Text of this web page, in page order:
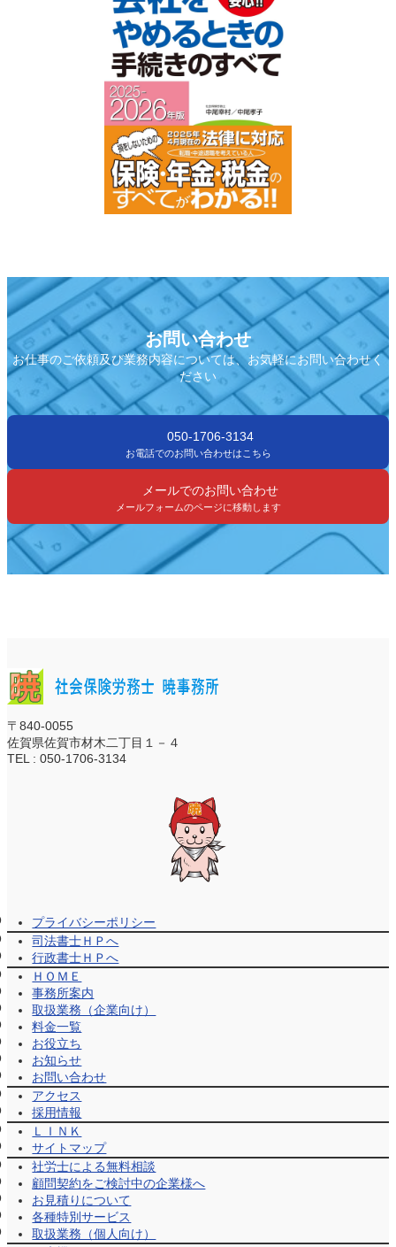
お問い合わせ
お仕事のご依頼及び業務内容については、お気軽にお問い合わせく
ださい
050-1706-3134
お電話でのお問い合わせはこちら
メールでのお問い合わせ
メールフォームのページに移動します
〒840-0055
佐賀県佐賀市材木二丁目１－４
TEL : 050-1706-3134
プライバシーポリシー
司法書士ＨＰへ
行政書士ＨＰへ
ＨＯＭＥ
事務所案内
取扱業務（企業向け）
料金一覧
お役立ち
お知らせ
お問い合わせ
アクセス
採用情報
ＬＩＮＫ
サイトマップ
社労士による無料相談
顧問契約をご検討中の企業様へ
お見積りについて
各種特別サービス
取扱業務（個人向け）